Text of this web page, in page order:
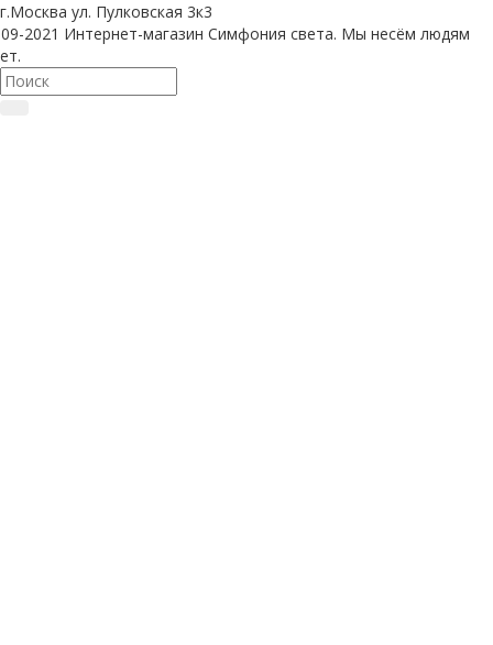
г.Москва ул. Пулковская 3к3
2021 Интернет-магазин Симфония света. Мы несём людям